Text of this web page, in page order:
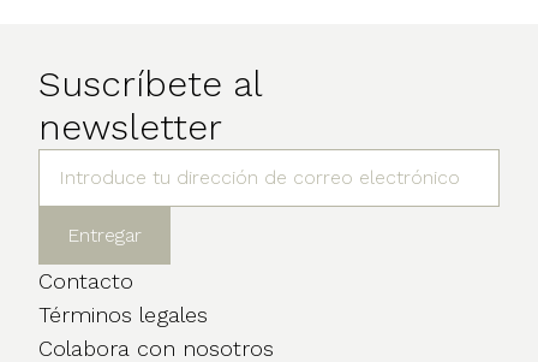
Suscríbete al
newsletter
Contacto
Términos legales
Colabora con nosotros